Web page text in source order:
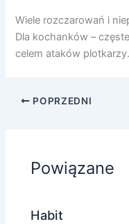
Wiele rozczarowań i
Dla kochanków –
celem ataków plotkarzy.
POPRZEDNI
Powiązane
Habit